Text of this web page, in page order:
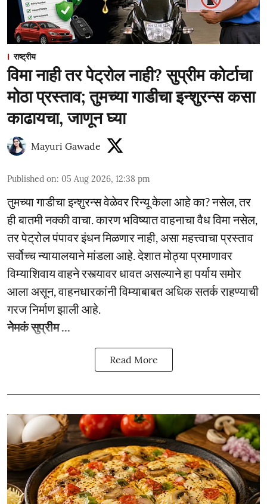
राष्ट्रीय
विमा नाही तर पेट्रोल नाही? सुप्रीम कोर्टाचा
मोठा प्रस्ताव; तुमच्या गाडीचा इन्शुरन्स कसा
काढायचा, जाणून घ्या
Mayuri Gawade
Published on: 05 Aug 2026, 12:38 pm
तुमच्या गाडीचा इन्शुरन्स वेळेवर रिन्यू केला आहे का? नसेल, तर
ही बातमी नक्की वाचा. कारण भविष्यात वाहनाचा वैध विमा नसेल,
तर पेट्रोल पंपावर इंधन मिळणार नाही, असा महत्त्वाचा प्रस्ताव
सर्वोच्च न्यायालयाने मांडला आहे. देशात मोठ्या प्रमाणावर
विम्याशिवाय वाहने रस्त्यावर धावत असल्याने हा पर्याय समोर
आला असून, वाहनधारकांनी विम्याबाबत अधिक सतर्क राहण्याची
गरज निर्माण झाली आहे.
नेमकं सुप्रीम ...
Read More